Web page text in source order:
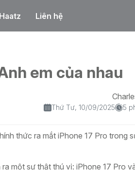
Liên hệ
em của nhau
Thứ Tư, 10/09/2025 5
thức ra mắt iPhone 17 Pro trong
một sự thật thú vị: iPhone 17 Pro